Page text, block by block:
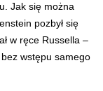
Jak się można
pozbył się
w ręce Russella –
wstępu samego